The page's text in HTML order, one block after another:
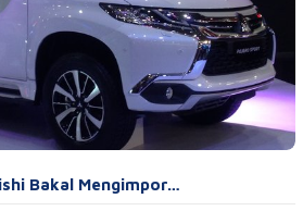
Bakal Mengimpor…